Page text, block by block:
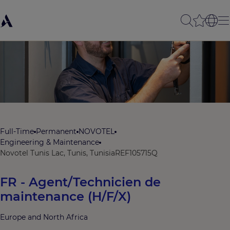
Full-Time Permanent NOVOTEL
Engineering & Maintenance
Novotel Tunis Lac, Tunis, TunisiaREF105715Q
FR - Agent/Technicien de
maintenance (H/F/X)
Europe and North Africa